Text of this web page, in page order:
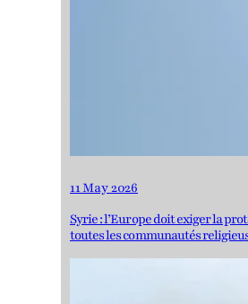
11 May 2026
Syrie : l’Europe doit exiger la
toutes les communautés